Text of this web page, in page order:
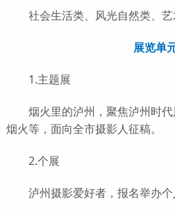
社会生活类、风光自然类、艺
展览单
1.主题展
烟火里的泸州，聚焦泸州时代
烟火等，面向全市摄影人征稿。
2.个展
泸州摄影爱好者，报名举办个